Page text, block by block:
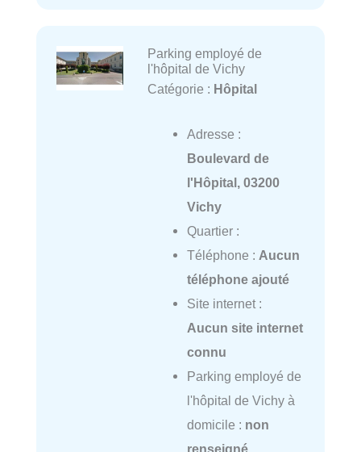
Parking employé de
l'hôpital de Vichy
Catégorie : Hôpital
Adresse :
Boulevard de
l'Hôpital, 03200
Vichy
Quartier :
Téléphone : Aucun
téléphone ajouté
Site internet :
Aucun site internet
connu
Parking employé de
l'hôpital de Vichy à
domicile : non